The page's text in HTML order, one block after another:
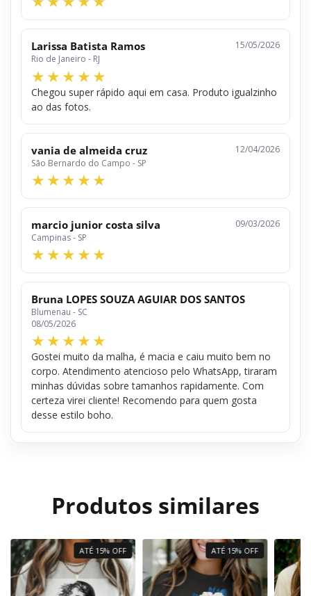
Larissa Batista Ramos
Rio de Janeiro - RJ
15/05/2026
Chegou super rápido aqui em casa. Produto igualzinho
ao das fotos.
vania de almeida cruz
São Bernardo do Campo - SP
12/04/2026
marcio junior costa silva
Campinas - SP
09/03/2026
Bruna LOPES SOUZA AGUIAR DOS SANTOS
Blumenau - SC
08/05/2026
Gostei muito da malha, é macia e caiu muito bem no
corpo. Atendimento atencioso pelo WhatsApp, tiraram
minhas dúvidas sobre tamanhos rapidamente. Com
certeza virei cliente! Recomendo para quem gosta
desse estilo boho.
Produtos similares
ATÉ 15% OFF ATÉ 15% OFF